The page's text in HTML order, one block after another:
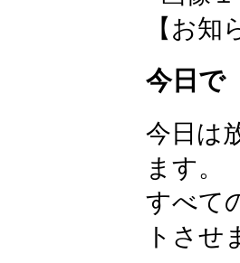
【お知
今日で
今日は
ます。
すべて
トさせ